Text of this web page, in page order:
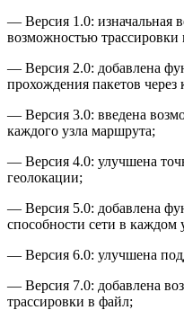
— Версия 1.0: изначальная
возможностью
— Версия 2.0: добавлена
прохождения пакетов
— Версия 3.0: введена
каждого узла маршрута;
— Версия 4.0: улучшена
геолокации;
— Версия 5.0: добавлена
способности сети в каждом
— Версия 6.0: улучшена
— Версия 7.0: добавлена
трассировки в файл;